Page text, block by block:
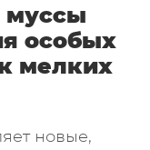
муссы
особых
мелких
новые,